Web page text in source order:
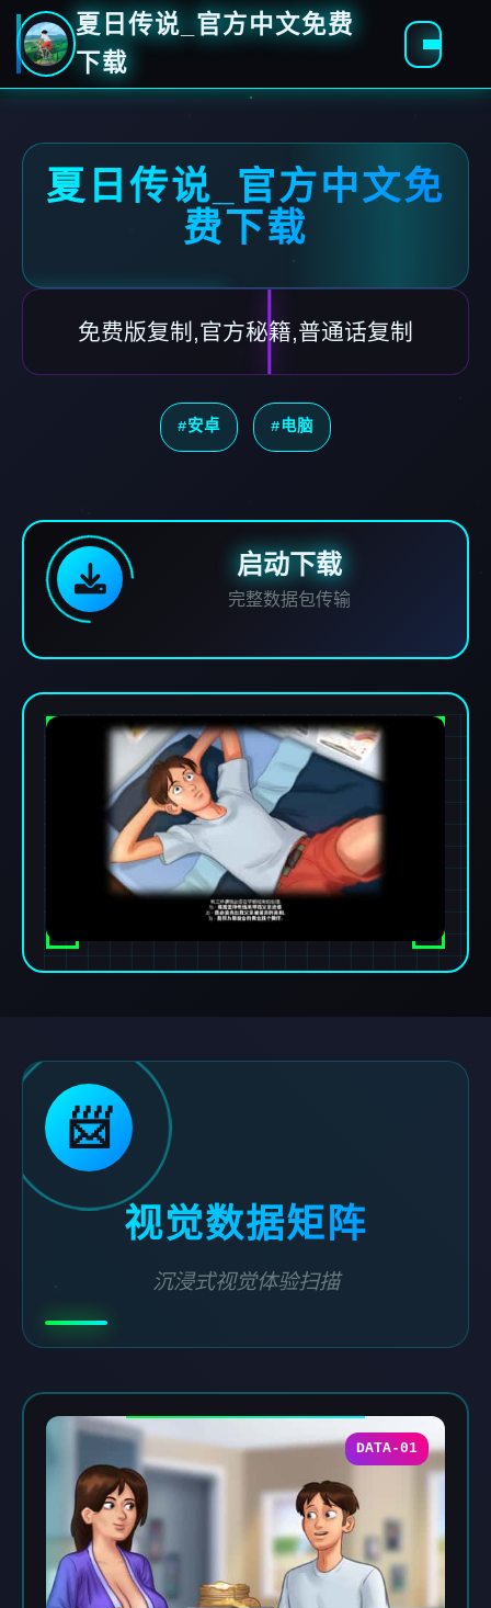
夏日传说_官方中文免费
下载
夏日传说_官方中文免
费下载
免费版复制,官方秘籍,普通话复制
#安卓 #电脑
启动下载
完整数据包传输
📨
视觉数据矩阵
沉浸式视觉体验扫描
DATA-01